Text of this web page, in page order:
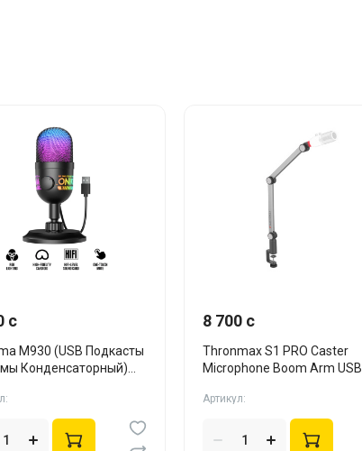
c
(USB Подкасты
Конденсаторный)
8 700 c
Thronmax S1 PRO Caster
Microphone Boom Arm USB
Артикул: